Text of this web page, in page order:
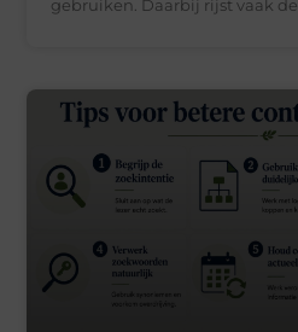
gebruiken. Daarbij rijst vaak de